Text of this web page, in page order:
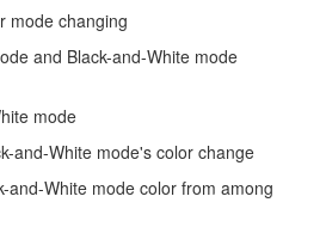
mode changing
and Black-and-White mode
mode
and-White mode's color change
and-White mode color from among